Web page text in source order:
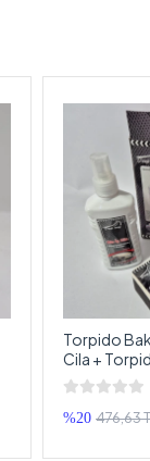
Torpido
Cila +
Torpido
%20 476,63